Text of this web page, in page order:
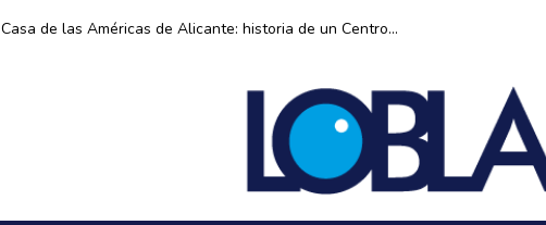
Casa de las Américas de Alicante: historia de un Centro...